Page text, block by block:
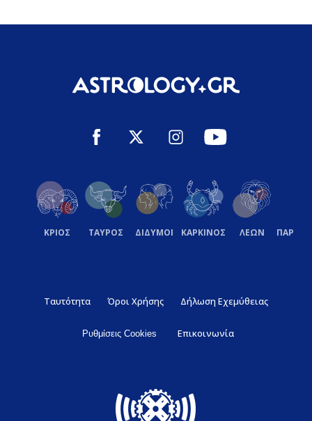
ΚΡΙΟΣ ΤΑΥΡΟΣ ΔΙΔΥΜΟΙ ΚΑΡΚΙΝΟΣ ΛΕΩΝ
Ταυτότητα Όροι Χρήσης Δήλωση Εχεμύθειας
Ρυθμίσεις Cookies Επικοινωνία